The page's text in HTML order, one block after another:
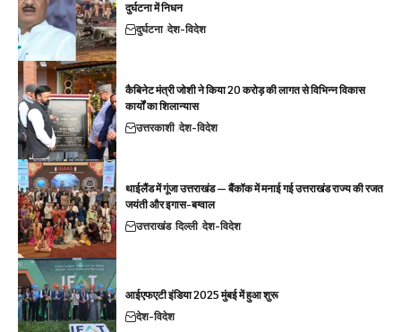
दुर्घटना में निधन
दुर्घटना देश-विदेश
कैबिनेट मंत्री जोशी ने किया 20 करोड़ की लागत से विभिन्न विकास
कार्यों का शिलान्यास
उत्तरकाशी देश-विदेश
थाईलैंड में गूंजा उत्तराखंड — बैंकॉक में मनाई गई उत्तराखंड राज्य की रजत
जयंती और इगास-बग्वाल
उत्तराखंड दिल्ली देश-विदेश
आईएफएटी इंडिया 2025 मुंबई में हुआ शुरू
देश-विदेश